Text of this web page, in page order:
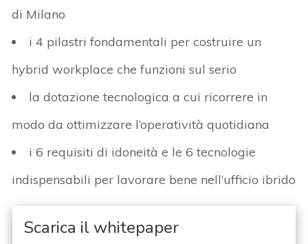
di Milano
i 4 pilastri fondamentali per costruire un
hybrid workplace che funzioni sul serio
la dotazione tecnologica a cui ricorrere in
modo da ottimizzare l’operatività quotidiana
i 6 requisiti di idoneità e le 6 tecnologie
indispensabili per lavorare bene nell’ufficio ibrido
Scarica il whitepaper